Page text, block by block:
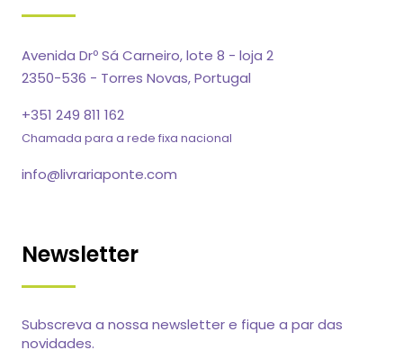
Avenida Drº Sá Carneiro, lote 8 - loja 2
2350-536 - Torres Novas, Portugal
+351 249 811 162
Chamada para a rede fixa nacional
info@livrariaponte.com
Newsletter
Subscreva a nossa newsletter e fique a par das
novidades.